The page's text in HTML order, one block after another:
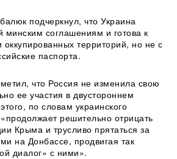
подчеркнул, что Украина
минским соглашениям и готова к
территорий, но не с
паспорта.
что Россия не изменила свою
ее участия в двустороннем
по словам украинского
решительно отрицать
Крыма и трусливо прятаться за
на Донбассе, продвигая так
диалог» с ними».